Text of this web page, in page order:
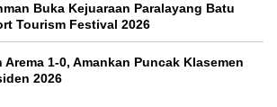
Buka Kejuaraan Paralayang Batu
Tourism Festival 2026
Arema 1-0, Amankan Puncak Klasemen
2026